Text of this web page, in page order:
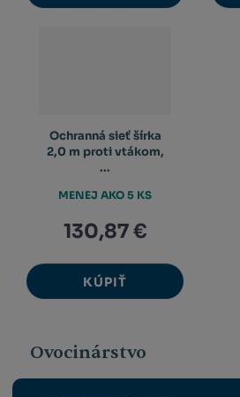
Ochranná sieť šírka
2,0 m proti vtákom,
...
130,87 €
KÚPIŤ
MENEJ AKO 5 KS
Ovocinárstvo